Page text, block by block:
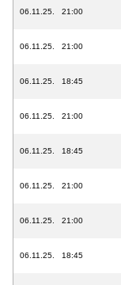
06.11.25. 21:00
06.11.25. 21:00
06.11.25. 18:45
06.11.25. 21:00
06.11.25. 18:45
06.11.25. 21:00
06.11.25. 21:00
06.11.25. 18:45